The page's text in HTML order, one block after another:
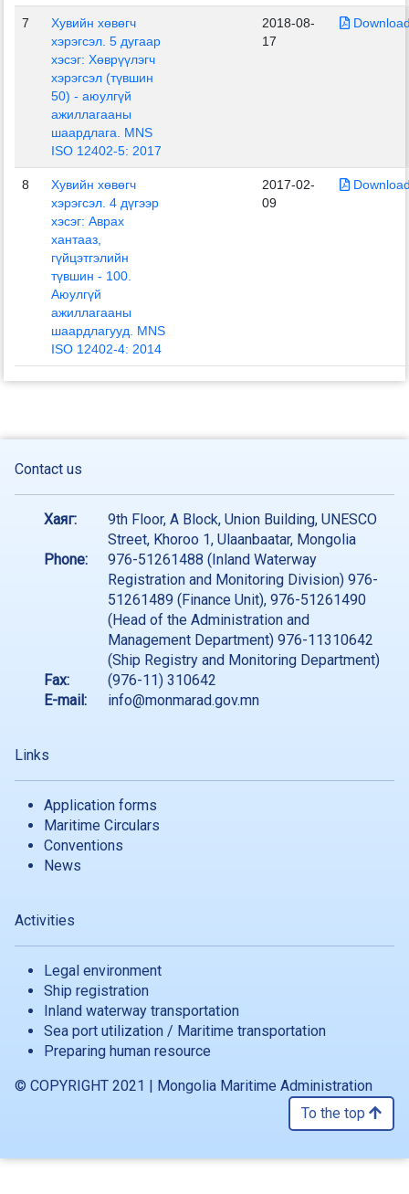
7
Хувийн хөвөгч
хэрэгсэл. 5 дугаар
хэсэг: Хөврүүлэгч
хэрэгсэл (түвшин
50) - аюулгүй
ажиллагааны
шаардлага. MNS
ISO 12402-5: 2017
2018-08-
17
8
Хувийн хөвөгч
хэрэгсэл. 4 дүгээр
хэсэг: Аврах
хантааз,
гүйцэтгэлийн
түвшин - 100.
Аюулгүй
ажиллагааны
шаардлагууд. MNS
ISO 12402-4: 2014
2017-02-
09
Contact us
Хаяг:
9th Floor, A Block, Union Building, UNESCO
Street, Khoroo 1, Ulaanbaatar, Mongolia
Phone:
976-51261488 (Inland Waterway
Registration and Monitoring Division) 976-
51261489 (Finance Unit), 976-51261490
(Head of the Administration and
Management Department) 976-11310642
(Ship Registry and Monitoring Department)
Fax:
(976-11) 310642
E-mail:
info@monmarad.gov.mn
Links
Application forms
Maritime Circulars
Conventions
News
Activities
Legal environment
Ship registration
Inland waterway transportation
Sea port utilization / Maritime transportation
Preparing human resource
© COPYRIGHT 2021 | Mongolia Maritime Administration
To the top